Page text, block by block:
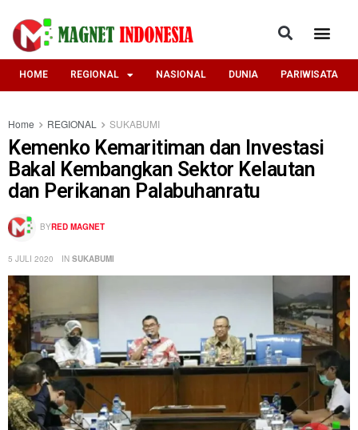
HOME REGIONAL NASIONAL DUNIA PARIWISATA
Home REGIONAL SUKABUMI
Kemenko Kemaritiman dan Investasi
Bakal Kembangkan Sektor Kelautan
dan Perikanan Palabuhanratu
BYRED MAGNET
5 JULI 2020 IN SUKABUMI